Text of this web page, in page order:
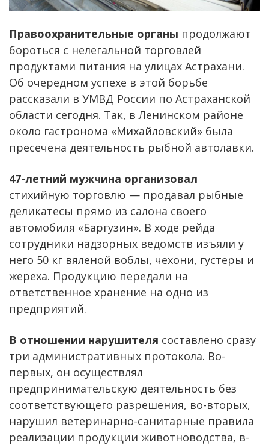
Правоохранительные органы продолжают
бороться с нелегальной торговлей
продуктами питания на улицах Астрахани.
Об очередном успехе в этой борьбе
рассказали в УМВД России по Астраханской
области сегодня. Так, в Ленинском районе
около гастронома «Михайловский» была
пресечена деятельность рыбной автолавки.
47-летний мужчина организовал
стихийную торговлю — продавал рыбные
деликатесы прямо из салона своего
автомобиля «Баргузин». В ходе рейда
сотрудники надзорных ведомств изъяли у
него 50 кг вяленой воблы, чехони, густеры и
жереха. Продукцию передали на
ответственное хранение на одно из
предприятий.
В отношении нарушителя составлено сразу
три административных протокола. Во-
первых, он осуществлял
предпринимательскую деятельность без
соответствующего разрешения, во-вторых,
нарушил ветеринарно-санитарные правила
реализации продукции животноводства, в-